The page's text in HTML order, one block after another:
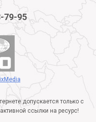
79-95
допускается только с
ссылки на ресурс!